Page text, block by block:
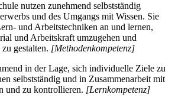
nutzen zunehmend selbstständig
und des Umgangs mit Wissen. Sie
und Arbeitstechniken an und lernen,
und Arbeitskraft umzugehen und
gestalten. [Methodenkompetenz]
in der Lage, sich individuelle Ziele zu
selbstständig und in Zusammenarbeit mit
und zu kontrollieren. [Lernkompetenz]